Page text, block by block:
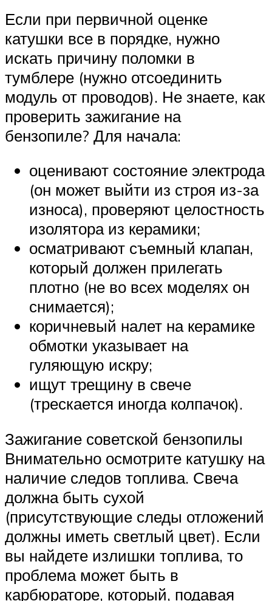
Если при первичной оценке
катушки все в порядке, нужно
искать причину поломки в
тумблере (нужно отсоединить
модуль от проводов). Не знаете, как
проверить зажигание на
бензопиле? Для начала:
оценивают состояние электрода
(он может выйти из строя из-за
износа), проверяют целостность
изолятора из керамики;
осматривают съемный клапан,
который должен прилегать
плотно (не во всех моделях он
снимается);
коричневый налет на керамике
обмотки указывает на
гуляющую искру;
ищут трещину в свече
(трескается иногда колпачок).
Зажигание советской бензопилы
Внимательно осмотрите катушку на
наличие следов топлива. Свеча
должна быть сухой
(присутствующие следы отложений
должны иметь светлый цвет). Если
вы найдете излишки топлива, то
проблема может быть в
карбюраторе, который, подавая